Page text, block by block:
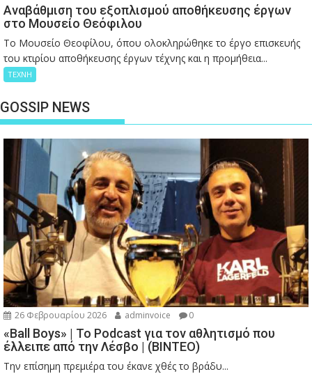
Αναβάθμιση του εξοπλισμού αποθήκευσης έργων
στο Μουσείο Θεόφιλου
Το Μουσείο Θεοφίλου, όπου ολοκληρώθηκε το έργο επισκευής
του κτιρίου αποθήκευσης έργων τέχνης και η προμήθεια...
ΤΕΧΝΗ
GOSSIP NEWS
26 Φεβρουαρίου 2026 adminvoice 0
«Ball Boys» | Το Podcast για τον αθλητισμό που
έλλειπε από την Λέσβο | (ΒΙΝΤΕΟ)
Την επίσημη πρεμιέρα του έκανε χθές το βράδυ...